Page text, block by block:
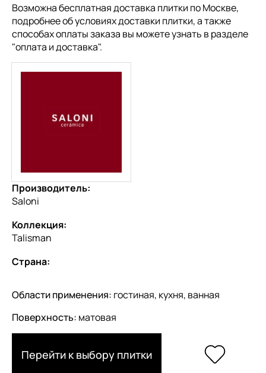
Возможна бесплатная доставка плитки по Москве,
подробнее об условиях доставки плитки, а также
способах оплаты заказа вы можете узнать в разделе
"оплата и доставка".
Производитель:
Saloni
Коллекция:
Talisman
Страна:
Области применения: гостиная, кухня, ванная
Поверхность: матовая
Перейти к выбору плитки